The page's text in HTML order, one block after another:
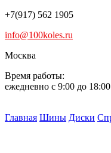
+7(917) 562 1905
info@100koles.ru
Москва
Время работы:
ежедневно с 9:00 до 18:00
Главная Шины Диски